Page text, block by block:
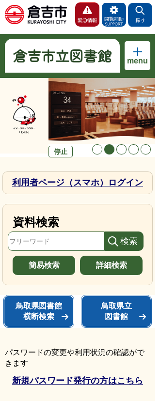
倉吉市立図書館 menu
停止
利用者ページ（スマホ）ログイン
資料検索
簡易検索 詳細検索
鳥取県図書館
横断検索
鳥取県立
図書館
パスワードの変更や利用状況の確認がで
きます
新規パスワード発行の方はこちら